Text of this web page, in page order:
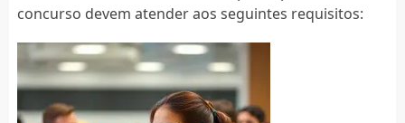
concurso devem atender aos seguintes requisitos: